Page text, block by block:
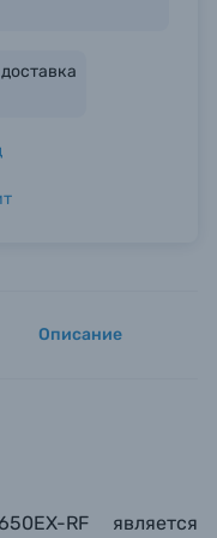
товары)
Описание
RF является